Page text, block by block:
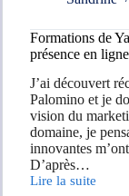
Formations de
présence en ligne
J’ai découvert
Palomino et je
vision du
domaine, je
innovantes
D’après…
Lire la suite
Formations